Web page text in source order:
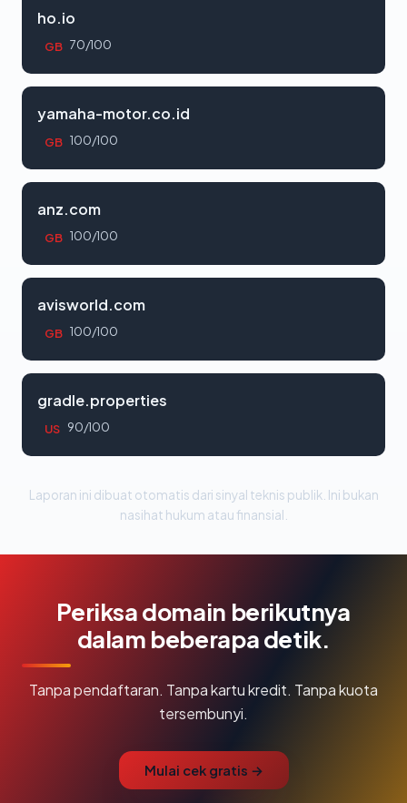
ho.io
GB 70/100
yamaha-motor.co.id
GB 100/100
anz.com
GB 100/100
avisworld.com
GB 100/100
gradle.properties
US 90/100
Laporan ini dibuat otomatis dari sinyal teknis publik. Ini bukan
nasihat hukum atau finansial.
Periksa domain berikutnya
dalam beberapa detik.
Tanpa pendaftaran. Tanpa kartu kredit. Tanpa kuota
tersembunyi.
Mulai cek gratis →